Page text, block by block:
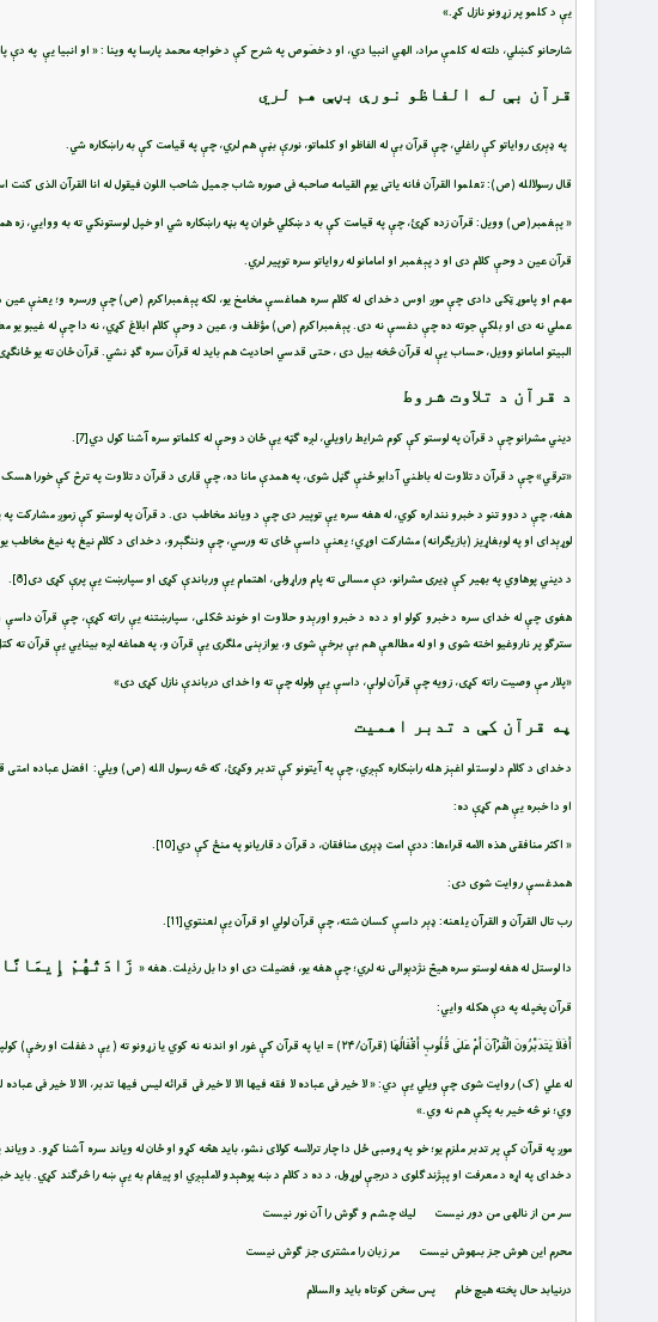
يې د کلمو پر زړونو نازل کړ.»
شارحانو کښلي، دلته له کلمې مراد، الهي انبيا دي، او د خصَوص په شرح کې د خواجه محمد پارسا په وينا : « او انبيا يې په
قرآن بې له الفاظو نورې بڼې هم لري
په ډېری روایاتو کې راغلي، چې قرآن بې له الفاظو او کلماتو، نورې بڼې هم لري، چې په قیامت کې به راښکاره شي.
قال رسول‏الله (ص): تعلموا القرآن فانه ياتى يوم القيامه صاحبه فى صوره شاب جميل شاحب اللون فيقول له انا القرآن الذى
« پېغمبر(ص) وویل: قرآن زده کړئ، چې په قیامت کې به د ښکلي ځوان په بڼه راښکاره شي او خپل لوستونکي ته به ووایي،
قرآن عین د وحې کلام دی او د پېغمبر او امامانو له روایاتو سره توپیر لري.
مهم او پاموړ ټکی دادی چې موږ اوس د خدای له کلام سره هماغسې مخامخ یو، لکه پېغمبراکرم (ص) چې ورسره و؛ یعنې عین
عملي نه دی او بلکې جوته ده چې دغسې نه دی. پېغمبراکرم (ص) مؤظف و، عین د وحې کلام ابلاغ کړي، نه دا چې له غیبو یو
البیتو امامانو وویل، حساب یې له قرآن څخه بیل دی ، حتی قدسي احادیث هم باید له قرآن سره ګډ نشي. قرآن ځان ته یو
د قرآن د تلاوت شروط
دیني مشرانو چې د قرآن په لوستو کې کوم شرایط راویلي، لږه ګټه یې ځان د وحې له کلماتو سره آشنا کول دي[7]
.
«ترقي» چې د قرآن د تلاوت له باطني آدابو ځنې ګڼل شوی، په همدې مانا ده، چې قاری د قرآن د تلاوت په ترڅ کې خورا
هغه، چې د دوو تنو د خبرو ننداره کوي، له هغه سره یې توپیر دی چې د ویاند مخاطب دی. د قرآن په لوستو کې زموږ مشارکت
لوړېدای او په لوبغاړیز (بازیګرانه) مشارکت اوړي؛ یعنې داسې ځای ته ورسي، چې وننګېرو، د خدای د کلام نیغ په نیغ مخاطب
د دیني پوهاوي په بهیر کې ډیری مشرانو، دې مسالی ته پام وراړولی، اهتمام یې ورباندې کړی او سپارښت یې پرې کړی دی[8]
.
هغوی چې له خدای سره د خبرو کولو او د ده د خبرو اورېدو حلاوت او خوند څکلی، سپارښتنه یې راته کړې، چې قرآن داسې
سترګو پر ناروغیو اخته شوی و او له مطالعې هم بې برخې شوی و، یوازېنی ملګری یې قرآن و، په هماغه لږه بینایي یې قرآن ته
«پلار مې وصیت راته کړی، زویه چې قرآن لولې، داسې یې ولوله چې ته وا خدای درباندې نازل کړی دی»
په قرآن کې د تدبر اهمیت
د خدای د کلام د لوستلو اغېز هله راښکاره کېږي، چې په آیتونو کې تدبر وکړئ، که څه رسول الله (ص) ویلي: افضل عباده امتى
او دا خبره یې هم کړې ده:
« اكثر منافقى هذه الامه قراءها: ددې امت ډېری منافقان، د قرآن د قاریانو په منځ کې دي[10]
.
همدغسې روایت شوی دی:
رب تال القرآن و القرآن يلعنه: ډېر داسې کسان شته، چې قرآن لولي او قرآن یې لعنتوي[11]
.
دا لوستل له هغه لوستو سره هیڅ نژدېوالی نه لري؛ چې هغه یو، فضیلت دی او دا بل رذیلت. هغه « زَادَتْهُمْ إِيمَانًا
قرآن پخپله په دې هکله وایي:
أَفَلَا يَتَدَبَّرُونَ الْقُرْآنَ أَمْ عَلَى قُلُوبٍ أَقْفَالُهَا (قرآن/۲۴) = ايا په قرآن كې غور او اندنه نه كوي يا زړونو ته ( يې د غفلت او رخې) کولپونه اچول شوي دي .
له علي (ک) روایت شوی چې ویلي یې دي: « لا خير فى عباده لا فقه فيها الا لا خير فى قرائه ليس فيها تدبر، الا لا خير فى
وي؛ نو څه خیر به پکې هم نه وي.»
موږ په قرآن کې پر تدبر ملزم یو؛ خو په ړومبی ځل دا چار ترلاسه کولای نشو، باید هڅه کړو او ځان له ویاند سره آشنا کړو. د
د خدای په اړه د معرفت او پېژندګلوی د درجې لوړول، د ده د کلام د ښه پوهېدو لاملېږي او پیغام به یې ښه را څرګند کړي. باید
سر من از ناله‏ى من دور نيست ليك چشم و گوش را آن نور نيست‏
محرم اين هوش جز بى‏هوش نيست مر زبان را مشترى جز گوش نيست‏
درنيابد حال پخته هيچ خام پس سخن كوتاه بايد والسلام‏